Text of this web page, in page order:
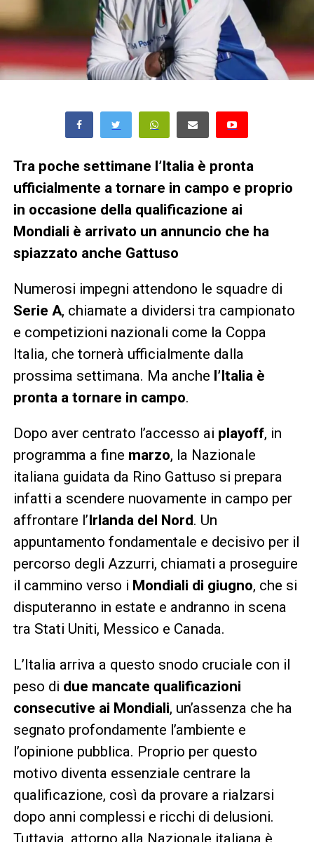
Tra poche settimane l’Italia è pronta
ufficialmente a tornare in campo e proprio
in occasione della qualificazione ai
Mondiali è arrivato un annuncio che ha
spiazzato anche Gattuso
Numerosi impegni attendono le squadre di
Serie A, chiamate a dividersi tra campionato
e competizioni nazionali come la Coppa
Italia, che tornerà ufficialmente dalla
prossima settimana. Ma anche l’Italia è
pronta a tornare in campo.
Dopo aver centrato l’accesso ai playoff, in
programma a fine marzo, la Nazionale
italiana guidata da Rino Gattuso si prepara
infatti a scendere nuovamente in campo per
affrontare l’ Irlanda del Nord. Un
appuntamento fondamentale e decisivo per il
percorso degli Azzurri, chiamati a proseguire
il cammino verso i Mondiali di giugno, che si
disputeranno in estate e andranno in scena
tra Stati Uniti, Messico e Canada.
L’Italia arriva a questo snodo cruciale con il
peso di due mancate qualificazioni
consecutive ai Mondiali, un’assenza che ha
segnato profondamente l’ambiente e
l’opinione pubblica. Proprio per questo
motivo diventa essenziale centrare la
qualificazione, così da provare a rialzarsi
dopo anni complessi e ricchi di delusioni.